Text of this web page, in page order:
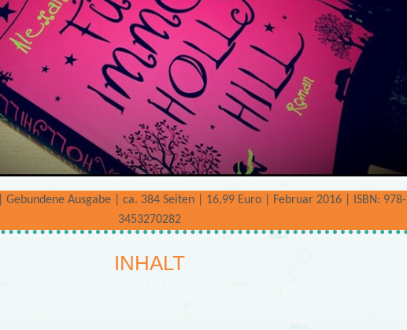
| Gebundene Ausgabe | ca. 384 Seiten | 16,99 Euro | Februar 2016 | ISBN: 978-
3453270282
INHALT